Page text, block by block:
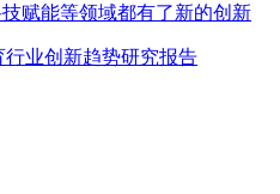
赋能等领域都有了新的创新